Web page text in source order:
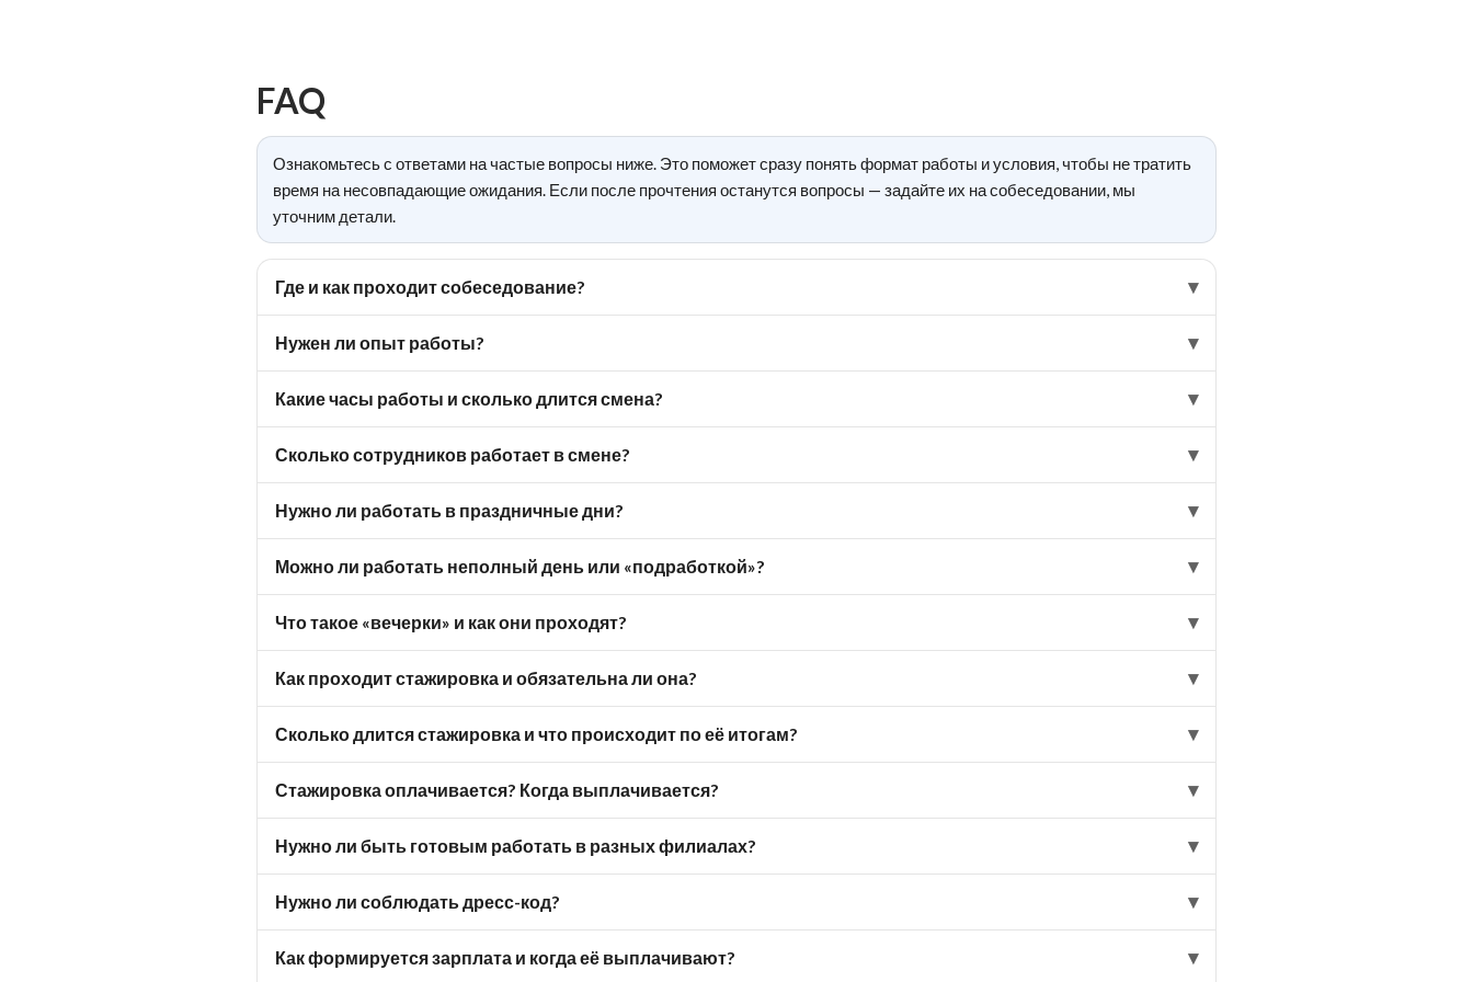
FAQ
Ознакомьтесь с ответами на частые вопросы ниже. Это поможет сразу понять формат работы и условия, чтобы не тратить
время на несовпадающие ожидания. Если после прочтения останутся вопросы — задайте их на собеседовании, мы
уточним детали.
Где и как проходит собеседование?
Нужен ли опыт работы?
Какие часы работы и сколько длится смена?
Сколько сотрудников работает в смене?
Нужно ли работать в праздничные дни?
Можно ли работать неполный день или «подработкой»?
Что такое «вечерки» и как они проходят?
Как проходит стажировка и обязательна ли она?
Сколько длится стажировка и что происходит по её итогам?
Стажировка оплачивается? Когда выплачивается?
Нужно ли быть готовым работать в разных филиалах?
Нужно ли соблюдать дресс-код?
Как формируется зарплата и когда её выплачивают?